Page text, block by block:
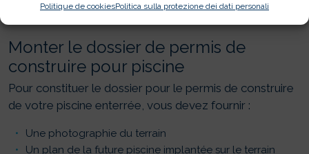
Politique de cookiesPolitica sulla protezione dei dati personali
Monter le dossier de permis de
construire pour piscine
Pour constituer le dossier pour le permis de construire
de votre piscine enterrée, vous devez fournir :
Une photographie du terrain
Un plan de la future piscine implantée sur le terrain